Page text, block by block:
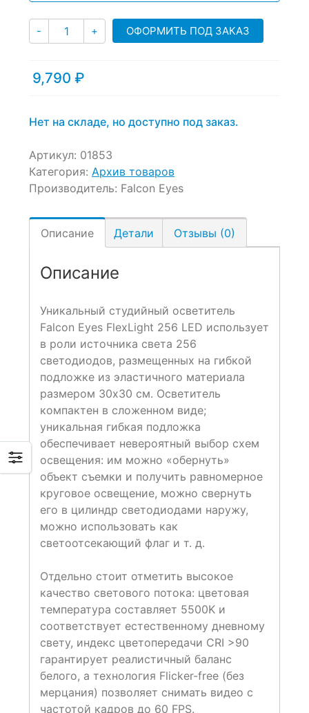
- Количество
+ ОФОРМИТЬ ПОД ЗАКАЗ
9,790 ₽
Нет на складе, но доступно под заказ.
Артикул: 01853
Категория: Архив товаров
Производитель: Falcon Eyes
Описание Детали Отзывы (0)
Описание
Уникальный студийный осветитель
Falcon Eyes FlexLight 256 LED использует
в роли источника света 256
светодиодов, размещенных на гибкой
подложке из эластичного материала
размером 30х30 см. Осветитель
компактен в сложенном виде;
уникальная гибкая подложка
обеспечивает невероятный выбор схем
освещения: им можно «обернуть»
объект съемки и получить равномерное
круговое освещение, можно свернуть
его в цилиндр светодиодами наружу,
можно использовать как
светоотсекающий флаг и т. д.
Отдельно стоит отметить высокое
качество светового потока: цветовая
температура составляет 5500K и
соответствует естественному дневному
свету, индекс цветопередачи CRI >90
гарантирует реалистичный баланс
белого, а технология Flicker-free (без
мерцания) позволяет снимать видео с
частотой кадров до 60 FPS.